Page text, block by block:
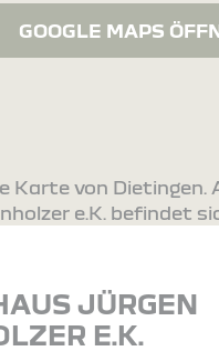
GOOGLE MAPS
Karte von Dietingen.
e.K. befindet
JÜRGEN
E.K.